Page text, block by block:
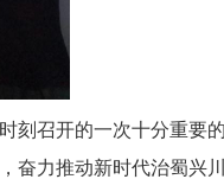
刻召开的一次十分重要
奋力推动新时代治蜀兴